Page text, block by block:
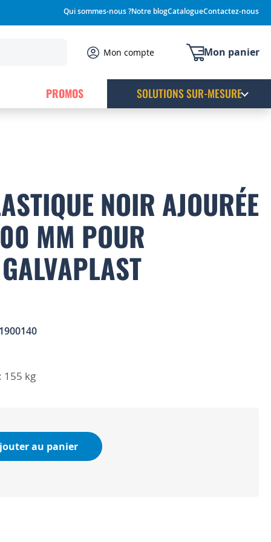
Qui sommes-nous ?Notre blogCatalogueContactez-nous
Mon panier
Mon compte
PROMOS SOLUTIONS SUR-MESURE
NOIR AJOURÉE
MM POUR
155 kg
au panier